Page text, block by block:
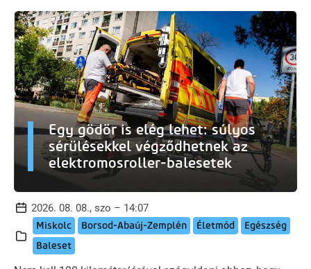
Egy gödör is elég lehet: súlyos
sérülésekkel végződhetnek az
elektromosroller-balesetek
2026. 08. 08., szo – 14:07
Miskolc Borsod-Abaúj-Zemplén Életmód
Egészség
Baleset